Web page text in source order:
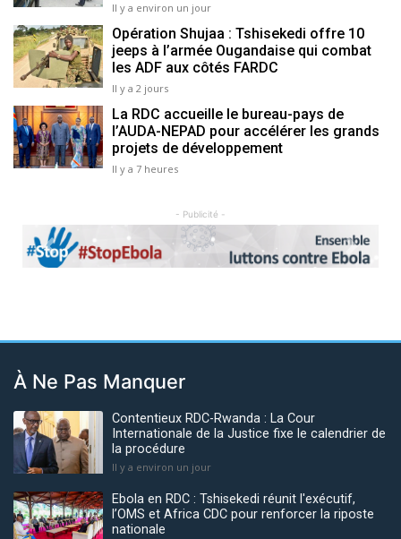
Il y a environ un jour
Opération Shujaa : Tshisekedi offre 10
jeeps à l’armée Ougandaise qui combat
les ADF aux côtés FARDC
Il y a 2 jours
La RDC accueille le bureau-pays de
l’AUDA-NEPAD pour accélérer les grands
projets de développement
Il y a 7 heures
- Publicité -
Previous Next
À Ne Pas Manquer
Contentieux RDC-Rwanda : La Cour
Internationale de la Justice fixe le calendrier de
la procédure
Il y a environ un jour
Ebola en RDC : Tshisekedi réunit l'exécutif,
l’OMS et Africa CDC pour renforcer la riposte
nationale